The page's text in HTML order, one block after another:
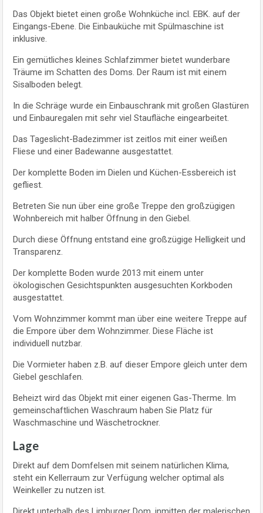
Das Objekt bietet einen große Wohnküche incl. EBK. auf der
Eingangs-Ebene. Die Einbauküche mit Spülmaschine ist
inklusive.
Ein gemütliches kleines Schlafzimmer bietet wunderbare
Träume im Schatten des Doms. Der Raum ist mit einem
Sisalboden belegt.
In die Schräge wurde ein Einbauschrank mit großen Glastüren
und Einbauregalen mit sehr viel Staufläche eingearbeitet.
Das Tageslicht-Badezimmer ist zeitlos mit einer weißen
Fliese und einer Badewanne ausgestattet.
Der komplette Boden im Dielen und Küchen-Essbereich ist
gefliest.
Betreten Sie nun über eine große Treppe den großzügigen
Wohnbereich mit halber Öffnung in den Giebel.
Durch diese Öffnung entstand eine großzügige Helligkeit und
Transparenz.
Der komplette Boden wurde 2013 mit einem unter
ökologischen Gesichtspunkten ausgesuchten Korkboden
ausgestattet.
Vom Wohnzimmer kommt man über eine weitere Treppe auf
die Empore über dem Wohnzimmer. Diese Fläche ist
individuell nutzbar.
Die Vormieter haben z.B. auf dieser Empore gleich unter dem
Giebel geschlafen.
Beheizt wird das Objekt mit einer eigenen Gas-Therme. Im
gemeinschaftlichen Waschraum haben Sie Platz für
Waschmaschine und Wäschetrockner.
Lage
Direkt auf dem Domfelsen mit seinem natürlichen Klima,
steht ein Kellerraum zur Verfügung welcher optimal als
Weinkeller zu nutzen ist.